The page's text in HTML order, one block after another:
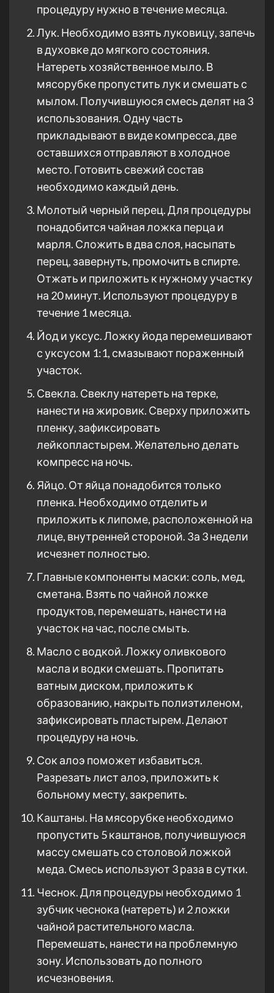
процедуру нужно в течение месяца.
Лук. Необходимо взять луковицу, запечь
в духовке до мягкого состояния.
Натереть хозяйственное мыло. В
мясорубке пропустить лук и смешать с
мылом. Получившуюся смесь делят на 3
использования. Одну часть
прикладывают в виде компресса, две
оставшихся отправляют в холодное
место. Готовить свежий состав
необходимо каждый день.
Молотый черный перец. Для процедуры
понадобится чайная ложка перца и
марля. Сложить в два слоя, насыпать
перец, завернуть, промочить в спирте.
Отжать и приложить к нужному участку
на 20 минут. Используют процедуру в
течение 1 месяца.
Йод и уксус. Ложку йода перемешивают
с уксусом 1:1, смазывают пораженный
участок.
Свекла. Свеклу натереть на терке,
нанести на жировик. Сверху приложить
пленку, зафиксировать
лейкопластырем. Желательно делать
компресс на ночь.
Яйцо. От яйца понадобится только
пленка. Необходимо отделить и
приложить к липоме, расположенной на
лице, внутренней стороной. За 3 недели
исчезнет полностью.
Главные компоненты маски: соль, мед,
сметана. Взять по чайной ложке
продуктов, перемешать, нанести на
участок на час, после смыть.
Масло с водкой. Ложку оливкового
масла и водки смешать. Пропитать
ватным диском, приложить к
образованию, накрыть полиэтиленом,
зафиксировать пластырем. Делают
процедуру на ночь.
Сок алоэ поможет избавиться.
Разрезать лист алоэ, приложить к
больному месту, закрепить.
Каштаны. На мясорубке необходимо
пропустить 5 каштанов, получившуюся
массу смешать со столовой ложкой
меда. Смесь используют 3 раза в сутки.
Чеснок. Для процедуры необходимо 1
зубчик чеснока (натереть) и 2 ложки
чайной растительного масла.
Перемешать, нанести на проблемную
зону. Использовать до полного
исчезновения.